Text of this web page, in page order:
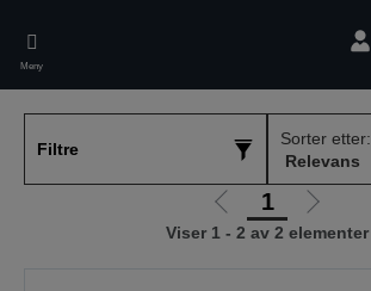
main
content
Meny
Filtre
Sorter etter:
Gå
til
1
Gå
til
Viser 1 - 2 av 2 elementer